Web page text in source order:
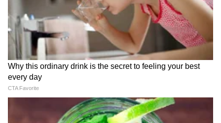
Image Credit :Tata.ev
हॅरियर मॉडेलवर एकूण ₹45,000 पर्यंतची सूट
टाटाची ही दमदार फ्लॅगशिप एसयूव्ही घरी आणण्याची हीच
सर्वोत्तम वेळ आहे. टाटा मोटर्स हॅरियर मॉडेलवर एकूण